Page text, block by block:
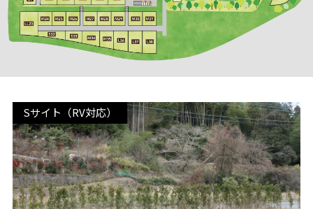
Sサイト（RV対応）